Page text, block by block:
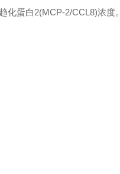
蛋白2(MCP-2/CCL8)浓度。